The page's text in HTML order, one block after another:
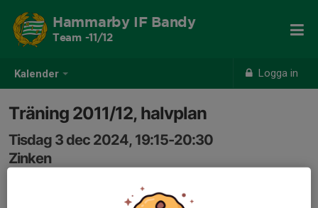
Kalender Logga in
Hammarby IF Bandy
Team -11/12
Träning 2011/12, halvplan
Tisdag 3 dec 2024, 19:15-20:30
Zinken
Samling: 18:45, I omklädningsrummet